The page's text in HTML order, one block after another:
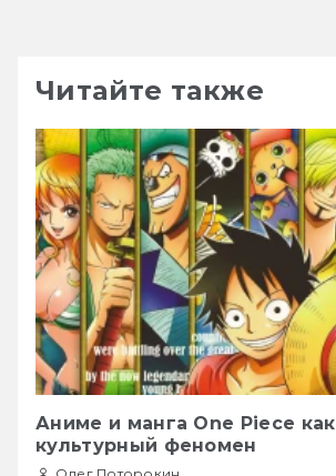
Читайте также
Аниме и манга One Piece как
культурный феномен